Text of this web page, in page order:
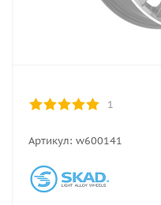
1
Артикул: w600141